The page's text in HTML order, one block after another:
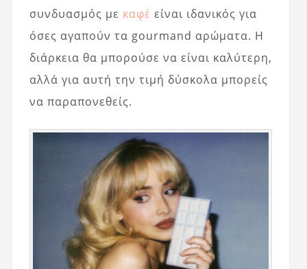
συνδυασμός με καφέ είναι ιδανικός για
όσες αγαπούν τα gourmand αρώματα. Η
διάρκεια θα μπορούσε να είναι καλύτερη,
αλλά για αυτή την τιμή δύσκολα μπορείς
να παραπονεθείς.